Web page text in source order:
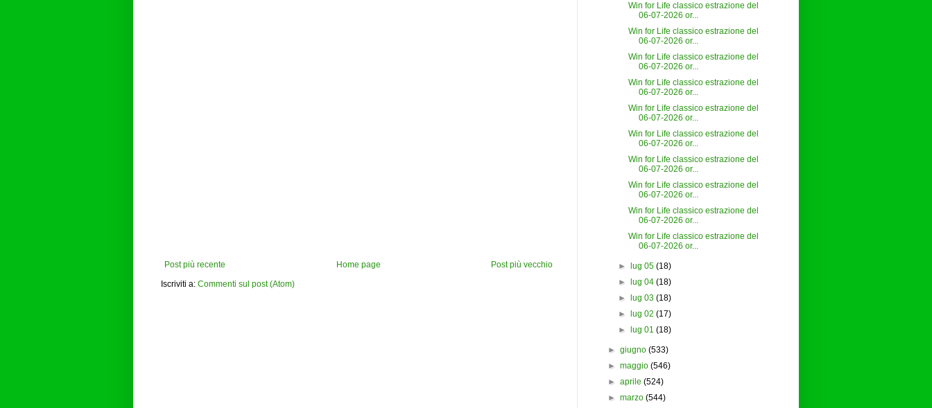
Post più recente Post più vecchio
Home page
Iscriviti a: Commenti sul post (Atom)
Win for Life classico estrazione del
06-07-2026 or...
Win for Life classico estrazione del
06-07-2026 or...
Win for Life classico estrazione del
06-07-2026 or...
Win for Life classico estrazione del
06-07-2026 or...
Win for Life classico estrazione del
06-07-2026 or...
Win for Life classico estrazione del
06-07-2026 or...
Win for Life classico estrazione del
06-07-2026 or...
Win for Life classico estrazione del
06-07-2026 or...
Win for Life classico estrazione del
06-07-2026 or...
Win for Life classico estrazione del
06-07-2026 or...
► lug 05 (18)
►
lug 04 (18)
►
lug 03 (18)
►
lug 02 (17)
►
lug 01 (18)
►giugno (533)
►maggio (546)
►aprile (524)
►marzo (544)